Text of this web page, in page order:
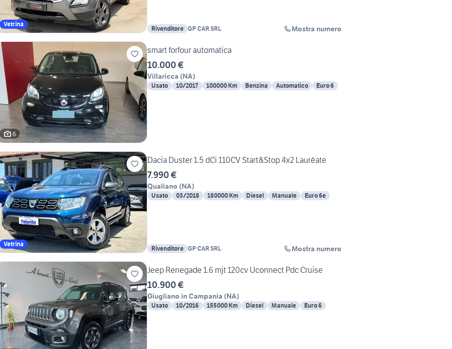
Vetrina
Rivenditore GP CAR SRL Mostra numero
6
smart forfour automatica
10.000 €
Villaricca (NA)
Usato 10/2017 100000 Km Benzina Automatico Euro 6
Vetrina
Dacia Duster 1.5 dCi 110CV Start&Stop 4x2 Lauréate
7.990 €
Qualiano (NA)
Usato 03/2018 180000 Km Diesel Manuale Euro 6e
Rivenditore GP CAR SRL Mostra numero
Jeep Renegade 1.6 mjt 120cv Uconnect Pdc Cruise
10.900 €
Giugliano in Campania (NA)
Usato 10/2016 155000 Km Diesel Manuale Euro 6